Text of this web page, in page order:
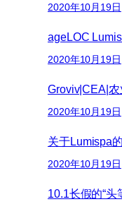
2020年10月19日
ageLOC
2020年10月19日
Groviv|CEA|
2020年10月19日
关于Lumispa
2020年10月19日
10.1长假的“头